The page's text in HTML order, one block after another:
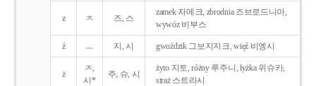
z ㅈ 즈, 스
zamek 자메크, zbrodnia 즈브로드니아,
wywóz 비부스
ź ㅡ 지, 시 gwoździk 그보지지크, więź 비엥시
ż
ㅈ,
시*
주, 슈, 시
żyto 지토, różny 루주니, łyżka 위슈카,
straż 스트라시